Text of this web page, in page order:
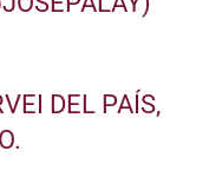
DEL PAÍS,